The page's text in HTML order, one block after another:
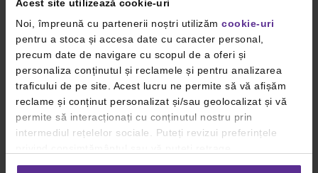
Acest site utilizează cookie-uri
Noi, împreună cu partenerii noștri utilizăm cookie-uri
pentru a stoca și accesa date cu caracter personal,
precum date de navigare cu scopul de a oferi și
personaliza conținutul și reclamele și pentru analizarea
traficului de pe site. Acest lucru ne permite să vă afișăm
reclame și conținut personalizat și/sau geolocalizat și vă
permite să interacționați cu conținutul nostru prin
intermediul rețelelor sociale. Puteți revizui preferințele
consimțământul oricând, făcând click pe linkul către